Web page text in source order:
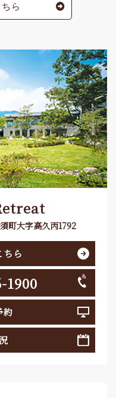
ら
町大字高久丙1792
ちら
1900
約